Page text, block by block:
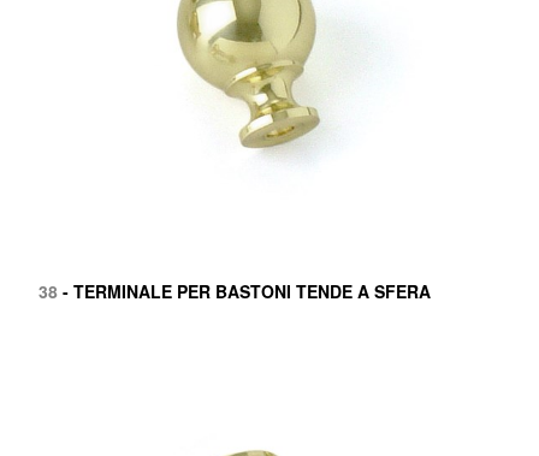
38- TERMINALE PER BASTONI TENDE A SFERA